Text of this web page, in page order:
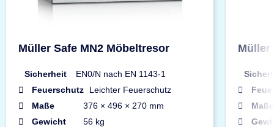
Müller Safe MN2 Möbeltresor
Sicherheit
EN0/N nach EN 1143-1
Feuerschutz
Leichter Feuerschutz
Maße
376 × 496 × 270 mm
Gewicht
56 kg
Müller
Maße